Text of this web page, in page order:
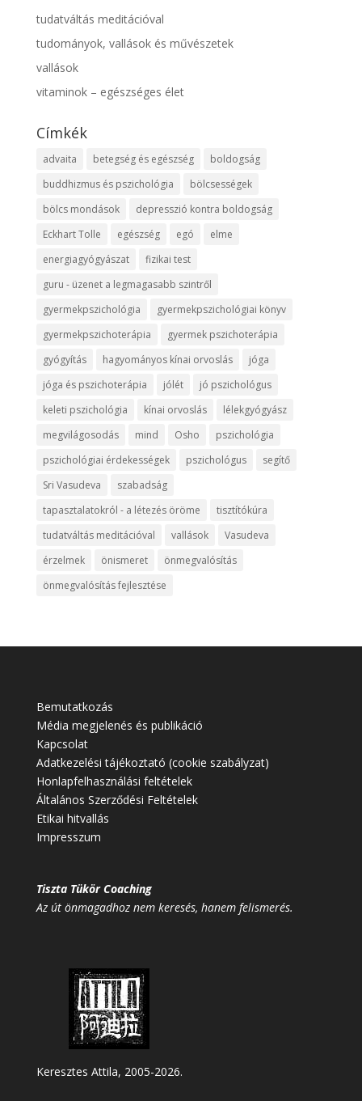
tudatváltás meditációval
tudományok, vallások és művészetek
vallások
vitaminok – egészséges élet
Címkék
advaita betegség és egészség
boldogság
buddhizmus és pszichológia
bölcsességek
bölcs mondások
depresszió kontra boldogság
Eckhart Tolle
egészség egó
elme
energiagyógyászat
fizikai test
guru - üzenet a legmagasabb szintről
gyermekpszichológia
gyermekpszichológiai könyv
gyermekpszichoterápia
gyermek pszichoterápia
gyógyítás
hagyományos kínai orvoslás
jóga
jóga és pszichoterápia
jólét
jó pszichológus
keleti pszichológia
kínai orvoslás
lélekgyógyász
megvilágosodás
mind Osho
pszichológia
pszichológiai érdekességek
pszichológus
segítő
Sri Vasudeva
szabadság
tapasztalatokról - a létezés öröme
tisztítókúra
tudatváltás meditációval
vallások
Vasudeva
érzelmek
önismeret
önmegvalósítás
önmegvalósítás fejlesztése
Bemutatkozás
Média megjelenés és publikáció
Kapcsolat
Adatkezelési tájékoztató (cookie szabályzat)
Honlapfelhasználási feltételek
Általános Szerződési Feltételek
Etikai hitvallás
Impresszum
Tiszta Tükör Coaching
Az út önmagadhoz nem keresés, hanem felismerés.
Keresztes Attila, 2005-2026.